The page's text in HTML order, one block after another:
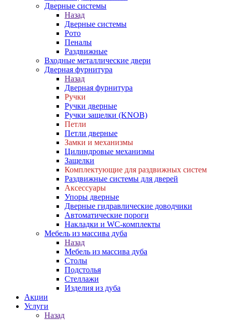
Дверные системы
Назад
Дверные системы
Рото
Пеналы
Раздвижные
Входные металлические двери
Дверная фурнитура
Назад
Дверная фурнитура
Ручки
Ручки дверные
Ручки защелки (KNOB)
Петли
Петли дверные
Замки и механизмы
Цилиндровые механизмы
Защелки
Комплектующие для раздвижных систем
Раздвижные системы для дверей
Аксессуары
Упоры дверные
Дверные гидравлические доводчики
Автоматические пороги
Накладки и WC-комплекты
Мебель из массива дуба
Назад
Мебель из массива дуба
Столы
Подстолья
Стеллажи
Изделия из дуба
Акции
Услуги
Назад